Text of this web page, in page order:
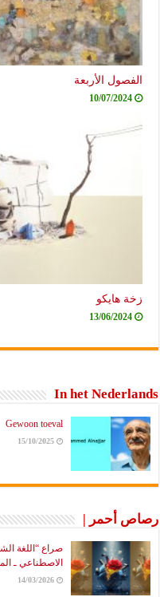
الفصول الأربعة
10/07/2024
زخة هايكو
13/06/2024
In het Nederlands
Gewoon toeval
15/10/2025
رصاص أحمر |
صراع “اللغة
الاصطناعي ـ
14/03/2026